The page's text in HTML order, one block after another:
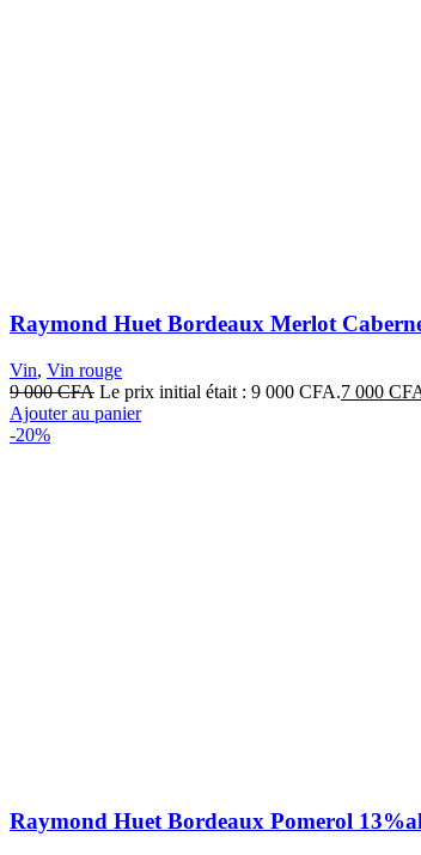
Raymond Huet Bordeaux Merlot
Vin, Vin rouge
9 000CFA Le prix initial était : 9 000 CFA.7 000
Ajouter au panier
-20%
Raymond Huet Bordeaux Pomerol